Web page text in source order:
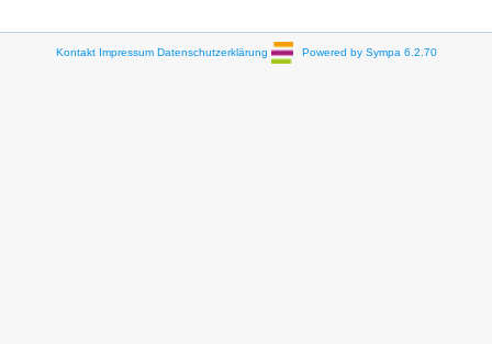
Kontakt Impressum Datenschutzerklärung Powered by Sympa 6.2.70